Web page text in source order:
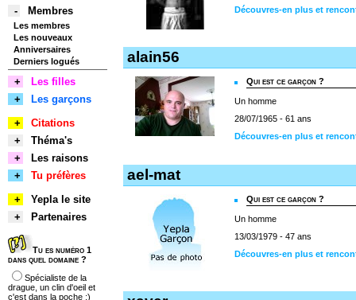
Découvres-en plus et
alain56
Qui est ce garçon ?
Un homme
28/07/1965 - 61 ans
Découvres-en plus et
ael-mat
Qui est ce garçon ?
Un homme
13/03/1979 - 47 ans
Découvres-en plus et
-
Membres
Les membres
Les nouveaux
Anniversaires
Derniers logués
+
Les filles
+
Les garçons
+
Citations
+
Théma's
+
Les raisons
+
Tu préfères
+
Yepla le site
+
Partenaires
Tu es numéro 1
dans quel domaine ?
Spécialiste de la
drague, un clin d'oeil et
c'est dans la poche ;)